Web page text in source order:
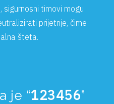
timovi mogu
prijetnje, čime
šteta.
je “123456”